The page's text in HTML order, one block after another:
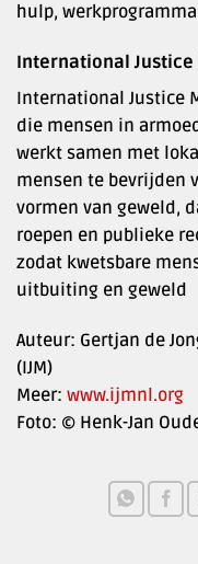
hulp,
International Justice
International Justice
die mensen in
werkt samen met
mensen te bevrijden
vormen van geweld,
roepen en publieke
zodat kwetsbare
uitbuiting en geweld
Auteur: Gertjan de
(IJM)
Meer: www.ijmnl.org
Foto: © Henk-Jan